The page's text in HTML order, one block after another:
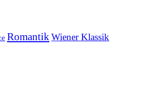
RomantikWiener Klassik